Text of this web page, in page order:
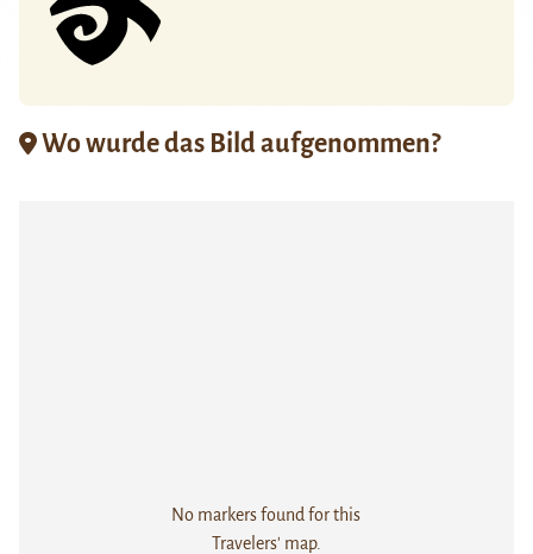
Wo wurde das Bild aufgenommen?
No markers found for this
Travelers' map.